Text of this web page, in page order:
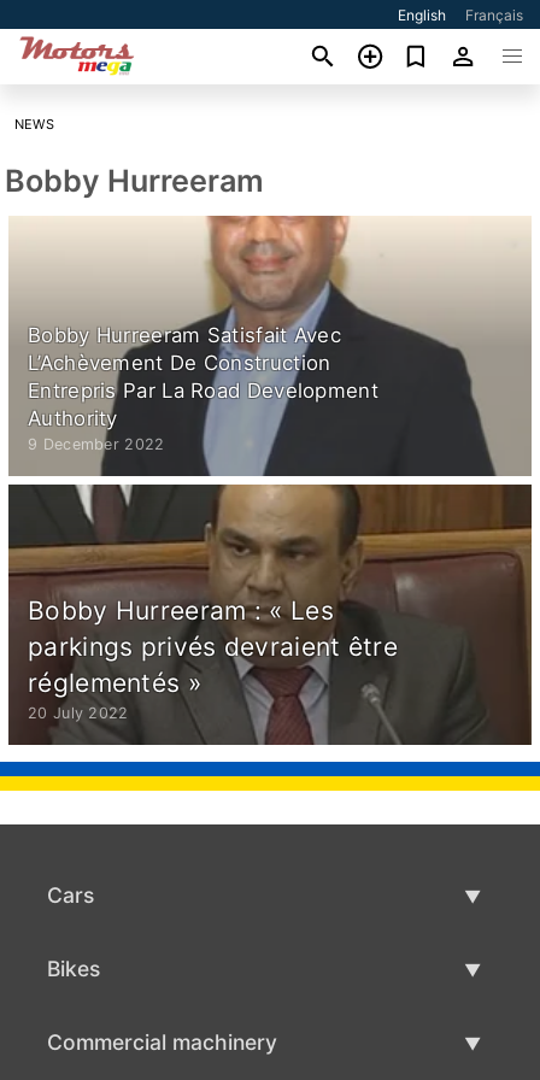
English Français
NEWS
Bobby Hurreeram
Bobby Hurreeram Satisfait Avec
L’Achèvement De Construction
Entrepris Par La Road Development
Authority
9 December 2022
Bobby Hurreeram : « Les
parkings privés devraient être
réglementés »
20 July 2022
Cars
Bikes
Commercial machinery